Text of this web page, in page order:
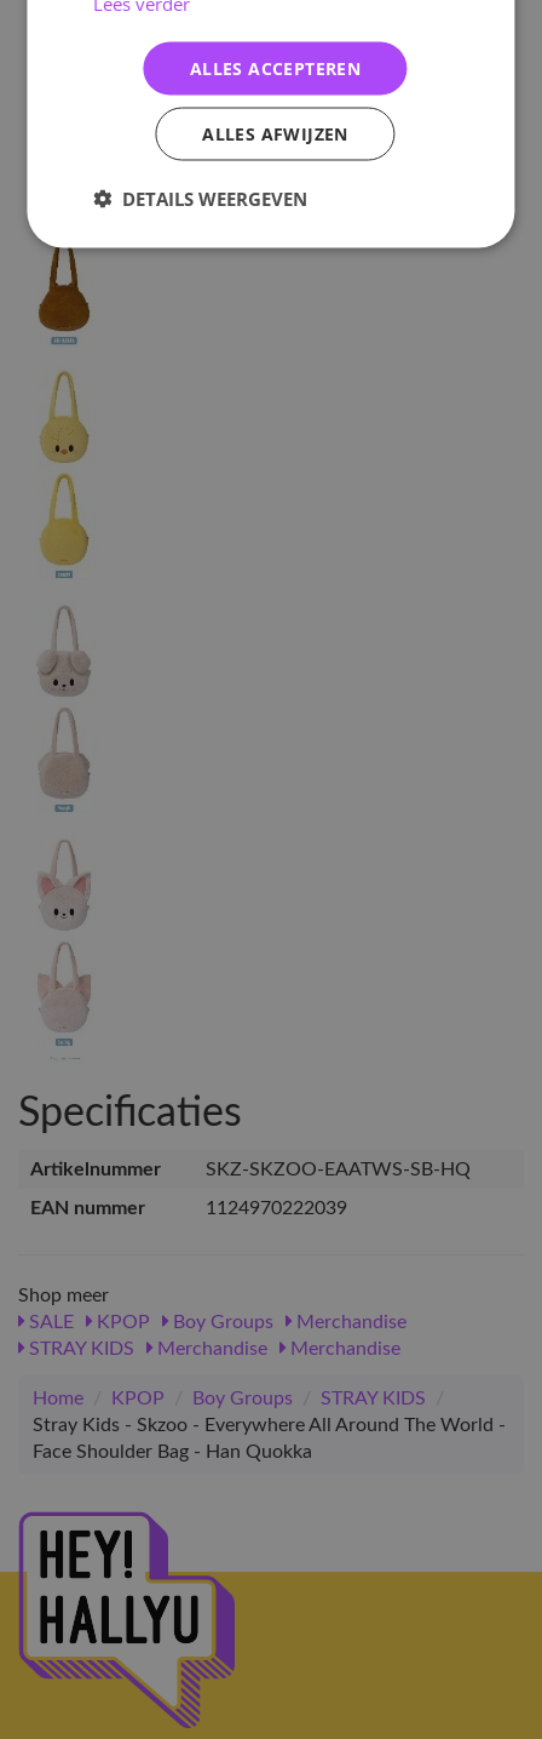
Specificaties
Artikelnummer
SKZ-SKZOO-EAATWS-SB-HQ
EAN nummer
1124970222039
Shop meer
SALE
KPOP Boy Groups
Merchandise
STRAY KIDS
Merchandise Merchandise
Home / KPOP / Boy Groups / STRAY KIDS
/
Stray Kids - Skzoo - Everywhere All Around The World -
Face Shoulder Bag - Han Quokka
ALLES ACCEPTEREN
ALLES AFWIJZEN
DETAILS WEERGEVEN